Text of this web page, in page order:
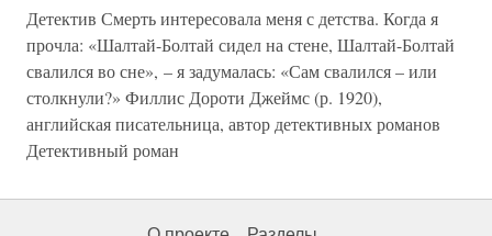
Детектив Смерть интересовала меня с детства. Когда я
прочла: «Шалтай-Болтай сидел на стене, Шалтай-Болтай
свалился во сне», – я задумалась: «Сам свалился – или
столкнули?» Филлис Дороти Джеймс (р. 1920),
английская писательница, автор детективных романов
Детективный роман